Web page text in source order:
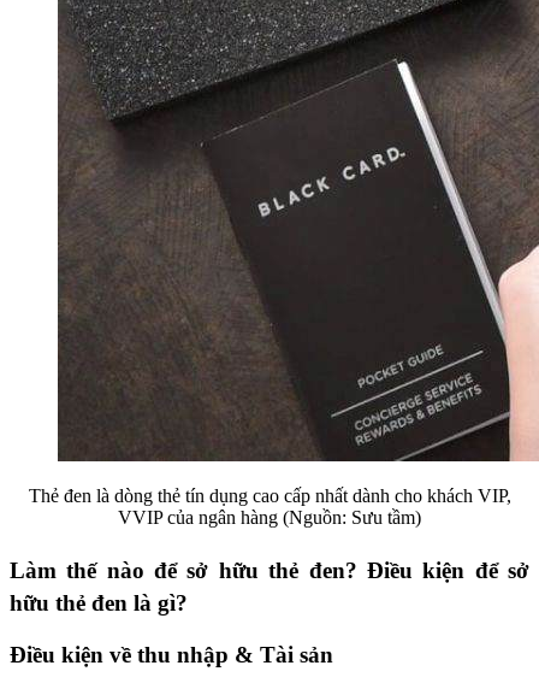
Thẻ đen là dòng thẻ tín dụng cao cấp nhất dành cho khách VIP,
VVIP của ngân hàng (Nguồn: Sưu tầm)
Làm thế nào để sở hữu thẻ đen? Điều kiện để sở
hữu thẻ đen là gì?
Điều kiện về thu nhập & Tài sản